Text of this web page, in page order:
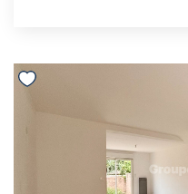
ou une véranda fermée,
Une piscine ainsi qu'un
hangar de 125 m² où
multiples. - Pompe à
rafraichissant . Appelez-